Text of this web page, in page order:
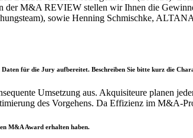
der M&A REVIEW stellen wir Ihnen die
sowie Henning Schmischke,
für die Jury aufbereitet. Beschreiben Sie bitte kurz die
Umsetzung aus. Akquisiteure planen
des Vorgehens. Da Effizienz im M&A-
M&A Award erhalten haben.